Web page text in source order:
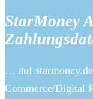
StarMoney
… auf
Commerce/Digital